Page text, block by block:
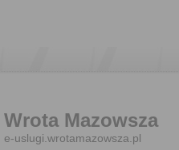
Wrota Mazowsza
e-uslugi.wrotamazowsza.pl